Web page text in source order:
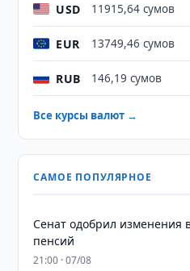
USD 11915,64 сумов
EUR 13749,46 сумов
RUB 146,19 сумов
Все курсы валют →
САМОЕ ПОПУЛЯРНОЕ
Сенат одобрил изменения
пенсий
21:00 · 07/08